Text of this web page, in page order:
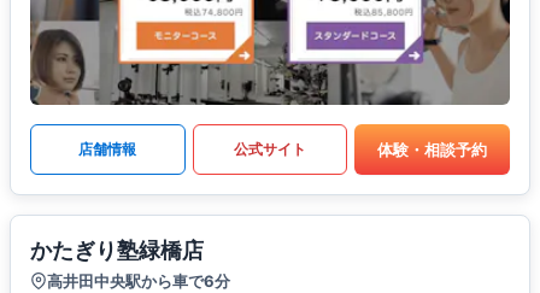
店舗情報 公式サイト 体験・相談予約
かたぎり塾緑橋店
高井田中央駅から車で6分